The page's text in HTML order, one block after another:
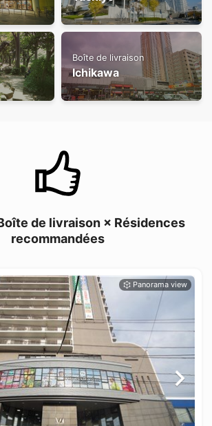
Boîte de livraison
Ichikawa
de livraison × Résidences
recommandées